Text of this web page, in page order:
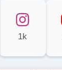
1k